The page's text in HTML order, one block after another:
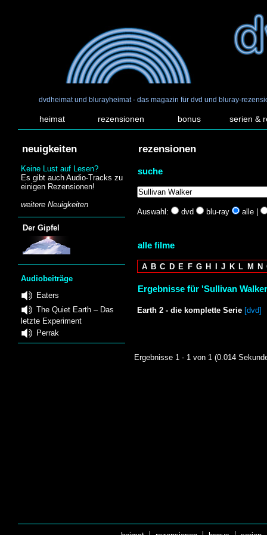
dvdheimat und blurayheimat - das magazin für dvd und bluray-
heimat rezensionen bonus serien &
neuigkeiten
Keine Lust auf Lesen?
Es gibt auch Audio-Tracks zu
einigen Rezensionen!
weitere Neuigkeiten
Der Gipfel
Audiobeiträge
Eaters
The Quiet Earth – Das
letzte Experiment
Perrak
rezensionen
suche
Auswahl: dvd blu-ray alle |
alle filme
A B C D E F G H I J K L M N
Ergebnisse für 'Sullivan
Earth 2 - die komplette Serie [dvd]
Ergebnisse 1 - 1 von 1 (0.014